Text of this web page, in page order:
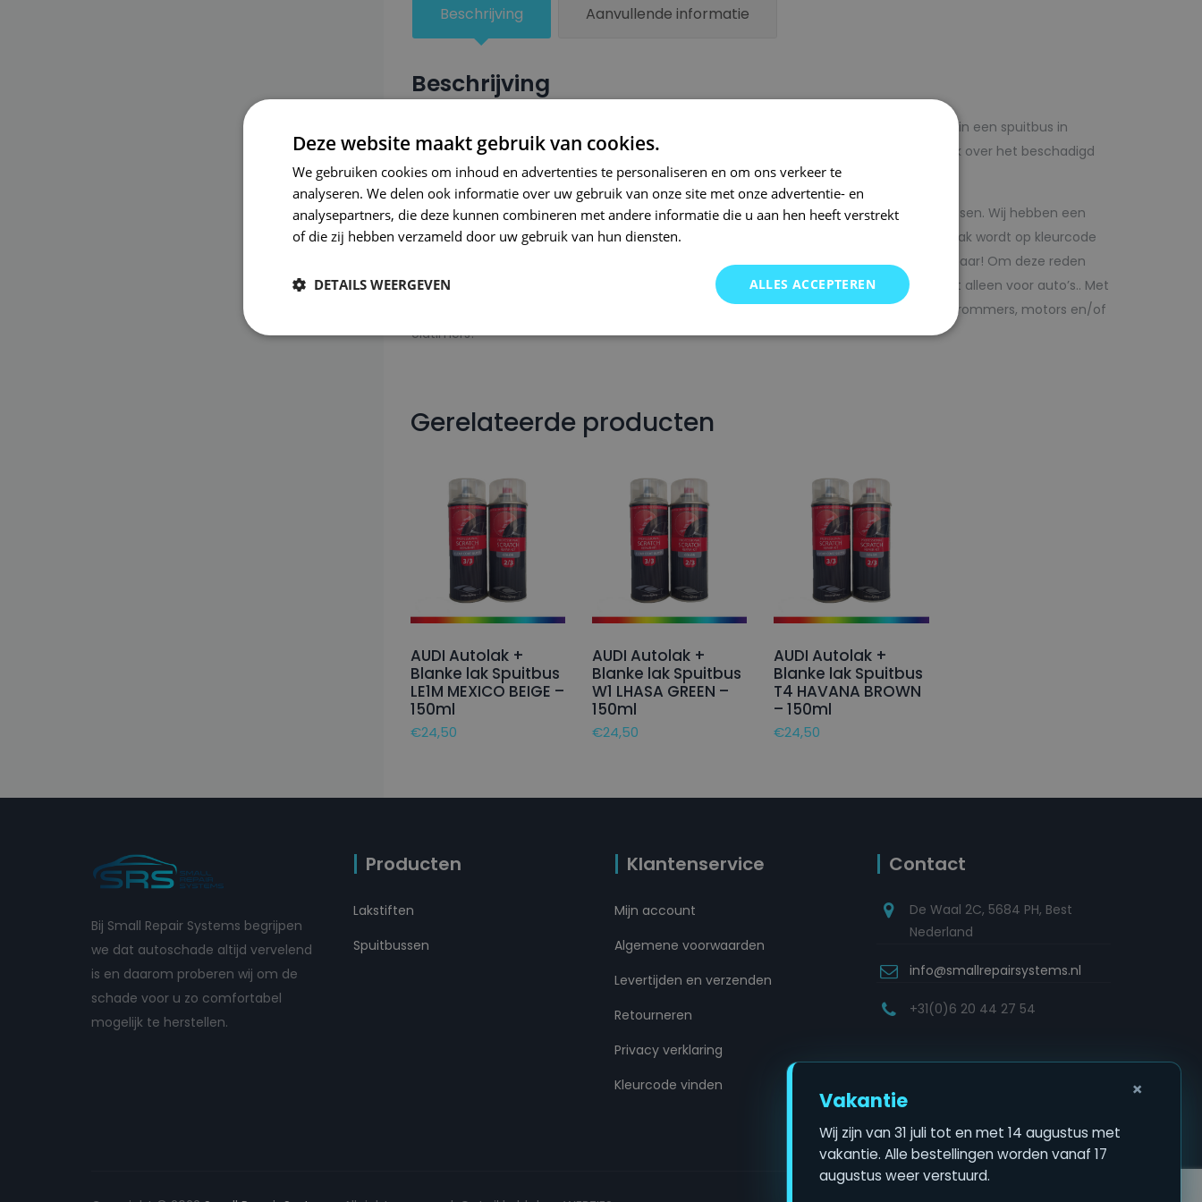
Beschrijving Aanvullende informatie
Beschrijving
Een groter beschadigd oppervlak van je auto behandel je nu zelf voordelig met autolak in een spuitbus in
combinatie met blanke lak van Small Repair Systems. U dient op voorhand de blanke lak over het beschadigd
oppervlak te spuiten zodat de kleurlak beter hecht.
Bij SRS bent u aan het juiste adres wanneer het gaat om hoge kwaliteit autolak spuitbussen. Wij hebben een
gigantisch assortiment met oneindig veel kleurencombinaties in ons arsenaal. De autolak wordt op kleurcode
of kleurnaam gemaakt en is afgevuld met professionele verf. Direct uit voorraad leverbaar! Om deze reden
garanderen wij dat u altijd de gewenste kleur voor uw auto bij SRS kunt vinden. Maar niet alleen voor auto’s.. Met
onze A-kwaliteit spuitbussen kunt u bij ons ook terecht voor bedrijfswagens, scooters, brommers, motors en/of
oldtimers!
Gerelateerde producten
AUDI Autolak +
Blanke lak Spuitbus
LE1M MEXICO BEIGE –
150ml
€24,50
AUDI Autolak +
Blanke lak Spuitbus
W1 LHASA GREEN –
150ml
€24,50
AUDI Autolak +
Blanke lak Spuitbus
T4 HAVANA BROWN
– 150ml
€24,50
Bij Small Repair Systems begrijpen
we dat autoschade altijd vervelend
is en daarom proberen wij om de
schade voor u zo comfortabel
mogelijk te herstellen.
Producten
Lakstiften
Spuitbussen
Klantenservice
Mijn account
Algemene voorwaarden
Levertijden en verzenden
Retourneren
Privacy verklaring
Kleurcode vinden
Contact
De Waal 2C, 5684 PH, Best
Nederland
info@smallrepairsystems.nl
+31(0)6 20 44 27 54
×
Vakantie
Wij zijn van 31 juli tot en met 14 augustus met
vakantie. Alle bestellingen worden vanaf 17
augustus weer verstuurd.
Deze website maakt gebruik van cookies.
We gebruiken cookies om inhoud en advertenties te personaliseren en om ons verkeer te
analyseren. We delen ook informatie over uw gebruik van onze site met onze advertentie- en
analysepartners, die deze kunnen combineren met andere informatie die u aan hen heeft verstrekt
of die zij hebben verzameld door uw gebruik van hun diensten.
ALLES ACCEPTEREN
DETAILS WEERGEVEN